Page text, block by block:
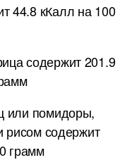
44.8 кКалл на 100
содержит 201.9
или помидоры,
содержит
грамм